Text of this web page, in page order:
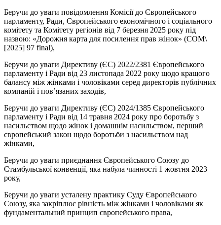
Беручи до уваги повідомлення Комісії до Європейського
парламенту, Ради, Європейського економічного і соціального
комітету та Комітету регіонів від 7 березня 2025 року під
назвою: «Дорожня карта для посилення прав жінок» (COM\
[2025] 97 final),
Беручи до уваги Директиву (ЄС) 2022/2381 Європейського
парламенту і Ради від 23 листопада 2022 року щодо кращого
балансу між жінками і чоловіками серед директорів публічних
компаній і пов’язаних заходів,
Беручи до уваги Директиву (ЄС) 2024/1385 Європейського
парламенту і Ради від 14 травня 2024 року про боротьбу з
насильством щодо жінок і домашнім насильством, перший
європейський закон щодо боротьби з насильством над
жінками,
Беручи до уваги приєднання Європейського Союзу до
Стамбульської конвенції, яка набула чинності 1 жовтня 2023
року,
Беручи до уваги усталену практику Суду Європейського
Союзу, яка закріплює рівність між жінками і чоловіками як
фундаментальний принцип європейського права,